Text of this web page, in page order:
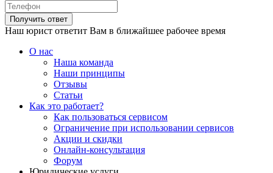
Наш юрист ответит Вам в ближайшее рабочее время
О нас
Наша команда
Наши принципы
Отзывы
Статьи
Как это работает?
Как пользоваться сервисом
Ограничение при использовании сервисов
Акции и скидки
Онлайн-консультация
Форум